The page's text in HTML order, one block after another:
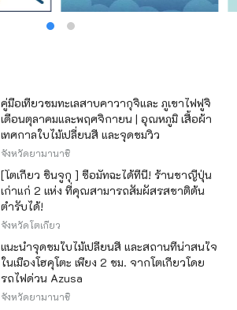
คู่มือเที่ยวชมทะเลสาบคาวากุจิและ ภูเขาไฟฟูจิ
เดือนตุลาคมและพฤศจิกายน | อุณหภูมิ เสื้อผ้า
เทศกาลใบไม้เปลี่ยนสี และจุดชมวิว
จังหวัดยามานาชิ
[โตเกียว ชินจูกุ ] ซื้อมัทฉะได้ที่นี่! ร้านชาญี่ปุ่น
เก่าแก่ 2 แห่ง ที่คุณสามารถสัมผัสรสชาติต้น
ตำรับได้!
จังหวัดโตเกียว
แนะนำจุดชมใบไม้เปลี่ยนสี และสถานที่น่าสนใจ
ในเมืองโฮคุโตะ เพียง 2 ชม. จากโตเกียวโดย
รถไฟด่วน Azusa
จังหวัดยามานาชิ